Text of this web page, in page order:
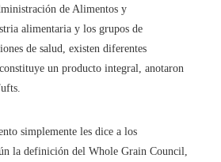
de Alimentos y
alimentaria y los grupos de
de salud, existen diferentes
un producto integral, anotaron
simplemente les dice a los
la definición del Whole Grain Council,